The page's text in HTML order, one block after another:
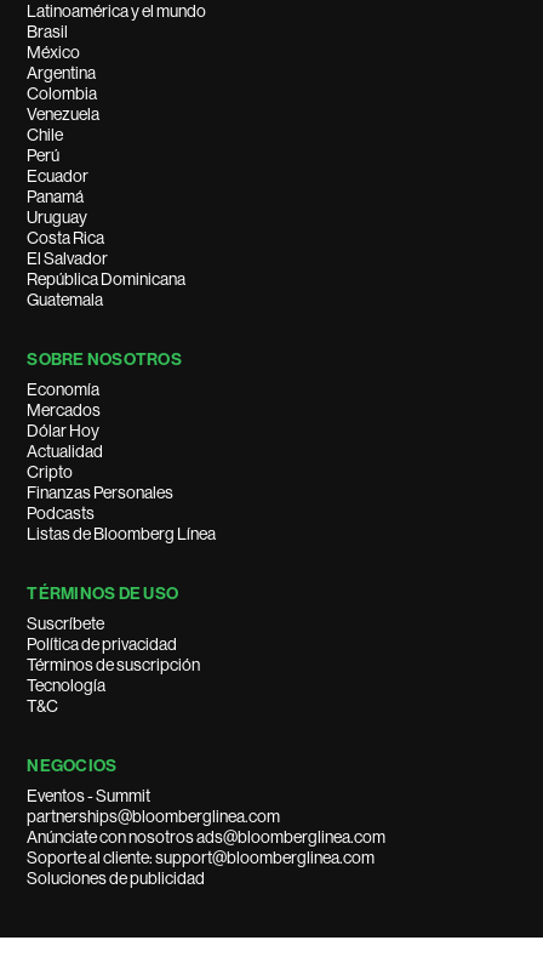
Latinoamérica y el mundo
Brasil
México
Argentina
Colombia
Venezuela
Chile
Perú
Ecuador
Panamá
Uruguay
Costa Rica
El Salvador
República Dominicana
Guatemala
SOBRE NOSOTROS
Economía
Mercados
Dólar Hoy
Actualidad
Cripto
Finanzas Personales
Podcasts
Listas de Bloomberg Línea
TÉRMINOS DE USO
Suscríbete
Política de privacidad
Términos de suscripción
Tecnología
T&C
NEGOCIOS
Eventos - Summit
partnerships@bloomberglinea.com
Anúnciate con nosotros ads@bloomberglinea.com
Soporte al cliente: support@bloomberglinea.com
Soluciones de publicidad